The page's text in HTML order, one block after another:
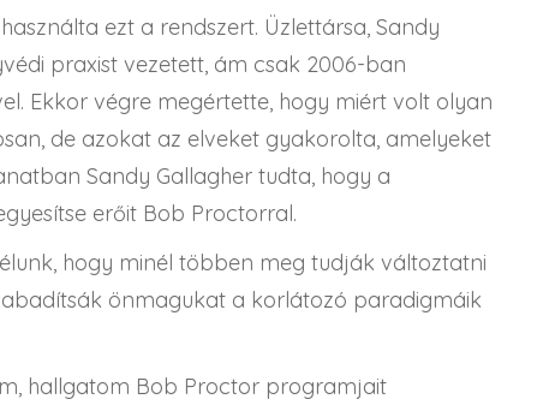
ezt a rendszert. Üzlettársa, Sandy
praxist vezetett, ám csak 2006-ban
Ekkor végre megértette, hogy miért volt olyan
de azokat az elveket gyakorolta, amelyeket
Sandy Gallagher tudta, hogy a
erőit Bob Proctorral.
hogy minél többen meg tudják változtatni
önmagukat a korlátozó paradigmáik
hallgatom Bob Proctor programjait